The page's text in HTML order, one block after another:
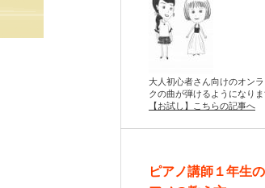
大人初心者さん向けのオン
クの曲が弾けるようになり
【お試し】こちらの記事へ
ピアノ講師１年生